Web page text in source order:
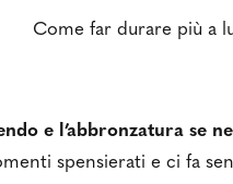
Come far durare più a
e l’abbronzatura se
spensierati e ci fa